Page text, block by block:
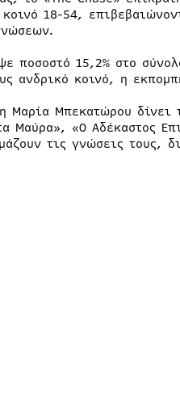
18-54,
ποσοστό 15,2% στο
ανδρικό κοινό, η
Μπεκατώρου δίνει
Μαύρα», «Ο Αδέκαστος
τις γνώσεις τους,